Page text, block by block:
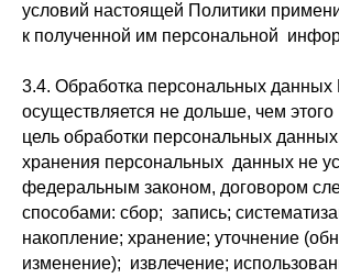
условий настоящей Политики
к полученной им персональной
3.4. Обработка персональных данных
осуществляется не дольше, чем
цель обработки персональных
хранения персональных данных не
федеральным законом, договором
способами: сбор; запись;
накопление; хранение; уточнение
изменение); извлечение;